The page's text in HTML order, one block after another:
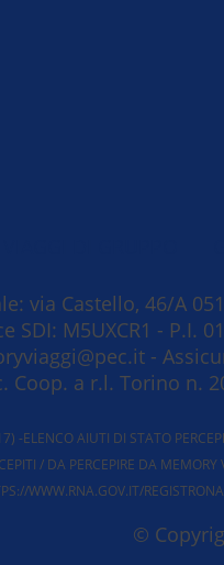
via Castello, 46/A​
M5UXCR1 - P.I.
-
Coop. a r.l. Torino
-ELENCO AIUTI DI STATO
/ DA PERCEPIRE DA
WWW.RNA.GOV.IT/
©